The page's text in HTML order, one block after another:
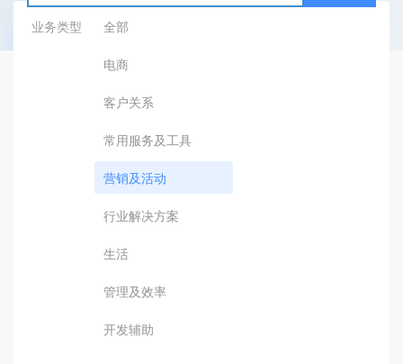
业务类型
全部
电商
客户关系
常用服务及工具
营销及活动
行业解决方案
生活
管理及效率
开发辅助